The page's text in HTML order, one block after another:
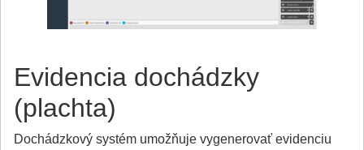
Evidencia dochádzky
(plachta)
Dochádzkový systém umožňuje vygenerovať evidenciu